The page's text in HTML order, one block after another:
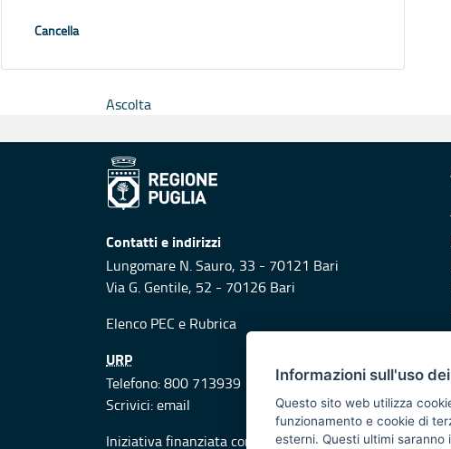
Cancella
Ascolta
Contatti e indirizzi
Lungomare N. Sauro, 33 - 70121 Bari
Via G. Gentile, 52 - 70126 Bari
Elenco PEC e Rubrica
URP
Telefono: 800 713939
Scrivici:email
Iniziativa finanziata con risorse del POR Puglia 2014/
Informazioni sull'uso
Questo sito web utilizza
funzionamento e cookie di
esterni. Questi ultimi saranno